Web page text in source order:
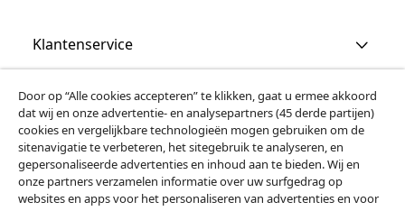
Klantenservice
Zakelijk
vidaXL
Ontdek meer
Door op “Alle cookies accepteren” te klikken, gaat u ermee akkoord
dat wij en onze advertentie- en analysepartners (45 derde partijen)
cookies en vergelijkbare technologieën mogen gebruiken om de
sitenavigatie te verbeteren, het sitegebruik te analyseren, en
gepersonaliseerde advertenties en inhoud aan te bieden. Wij en
onze partners verzamelen informatie over uw surfgedrag op
websites en apps voor het personaliseren van advertenties en voor